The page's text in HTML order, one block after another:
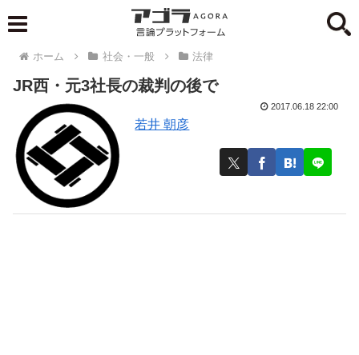
ホーム 社会・一般 法律
JR西・元3社長の裁判の後で
若井 朝彦
2017.06.18 22:00